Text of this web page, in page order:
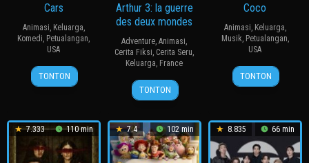
Cars
Animasi, Keluarga,
Komedi, Petualangan,
USA
8
Jun
John
Lasseter
TONTON
Arthur 3: la guerre
des deux mondes
Adventure,Animasi,
Cerita Fiksi, Cerita Seru,
Keluarga, France
Luc
Besson
TONTON
Coco
Animasi, Keluarga,
Musik, Petualangan,
USA
27
Oct
Seong-
Young
TONTON
7.333 110 min 7.4 102 min 8.835 66 min